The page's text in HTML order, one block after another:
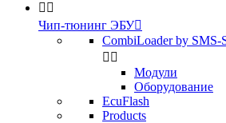
 
Чип-тюнинг ЭБУ
CombiLoader by SMS-
 
Модули
Оборудование
EcuFlash
Products